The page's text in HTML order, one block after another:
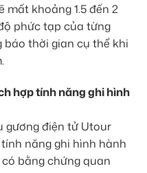
mất khoảng 1.5 đến 2
phức tạp của từng
báo thời gian cụ thể khi
hợp tính năng ghi hình
gương điện tử Utour
năng ghi hình hành
bằng chứng quan